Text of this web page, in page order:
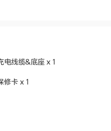
电线缆&底座 x 1
修卡 x 1